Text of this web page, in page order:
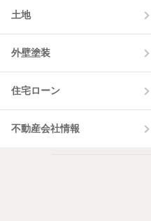
土地
外壁塗装
住宅ローン
不動産会社情報